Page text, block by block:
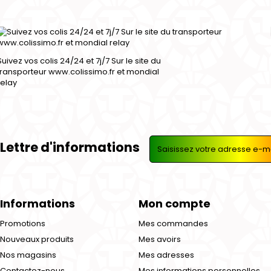
vos colis 24/24 et 7j/7 Sur le site du
www.colissimo.fr et mondial
Lettre d'informations
Informations
Promotions
Nouveaux produits
Nos magasins
Mon compte
Mes commandes
Mes avoirs
Mes adresses